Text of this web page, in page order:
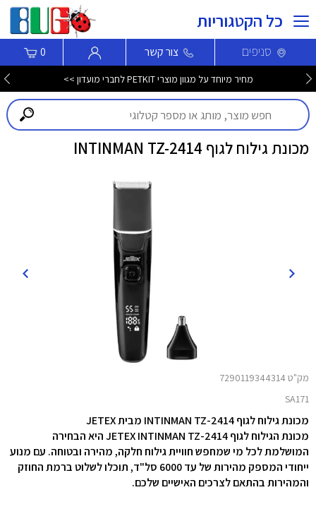
כל הקטגוריות
סניפים צור קשר 0
מחיר מיוחד על מגוון מוצרי PETKIT לחברי מועדון >>
מכונת גילוח לגוף INTINMAN TZ-2414
מק"ט 7290119344314
SA171
מכונת גילוח לגוף INTINMAN TZ-2414 מבית JETEX
מכונת הגילוח לגוף JETEX INTINMAN TZ-2414 היא הבחירה
המושלמת לכל מי שמחפש חוויית גילוח חלקה, מהירה ובטוחה. עם מנוע
ייחודי המספק מהירות של עד 6000 סל"ד, תוכלו לשלוט ברמת החוזק
והמהירות בהתאם לצרכים האישיים שלכם.